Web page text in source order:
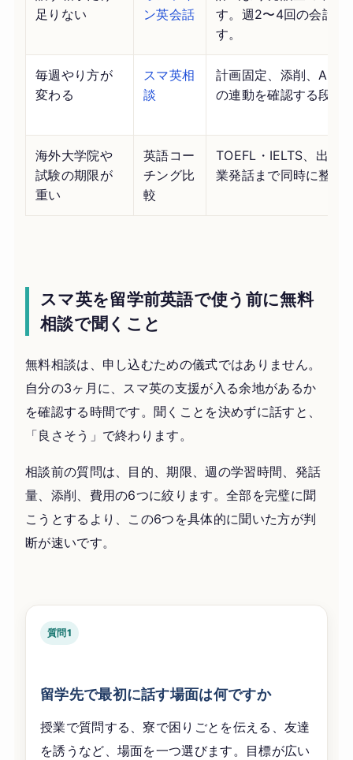
足りない
ン英会話
す。週2〜4回の会話枠
す。
毎週やり方が
変わる
スマ英相
談
計画固定、添削、AI解
の連動を確認する段階
海外大学院や
試験の期限が
重い
英語コー
チング比
較
TOEFL・IELTS、出願
業発話まで同時に整理
スマ英を留学前英語で使う前に無料
相談で聞くこと
無料相談は、申し込むための儀式ではありません。
自分の3ヶ月に、スマ英の支援が入る余地があるか
を確認する時間です。聞くことを決めずに話すと、
「良さそう」で終わります。
相談前の質問は、目的、期限、週の学習時間、発話
量、添削、費用の6つに絞ります。全部を完璧に聞
こうとするより、この6つを具体的に聞いた方が判
断が速いです。
質問1
留学先で最初に話す場面は何ですか
授業で質問する、寮で困りごとを伝える、友達
を誘うなど、場面を一つ選びます。目標が広い